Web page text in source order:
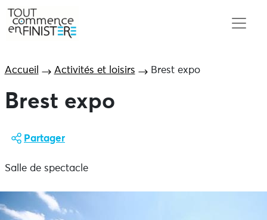
Accueil Activités et loisirs Brest expo
Brest expo
Partager
Salle de spectacle